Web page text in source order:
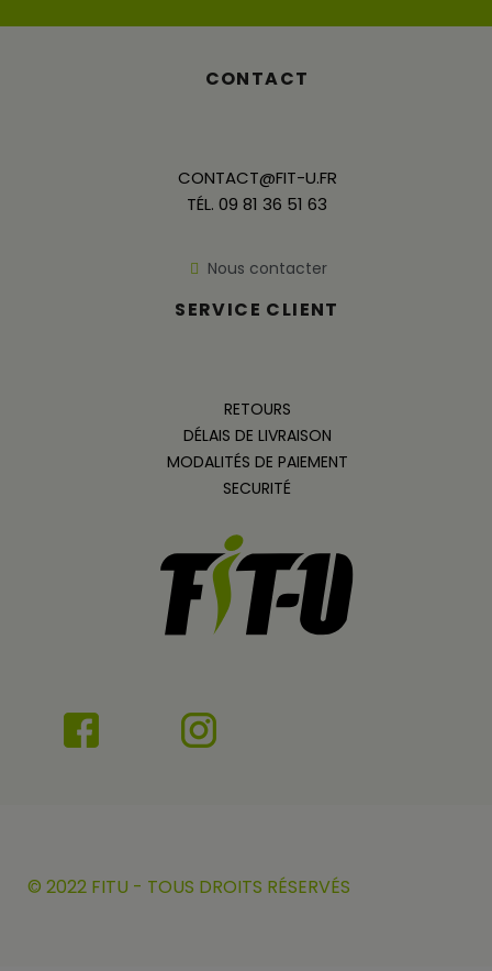
CONTACT
CONTACT@FIT-U.FR
TÉL. 09 81 36 51 63
Nous contacter
SERVICE CLIENT
RETOURS
DÉLAIS DE LIVRAISON
MODALITÉS DE PAIEMENT
SECURITÉ
© 2022 FITU - TOUS DROITS RÉSERVÉS